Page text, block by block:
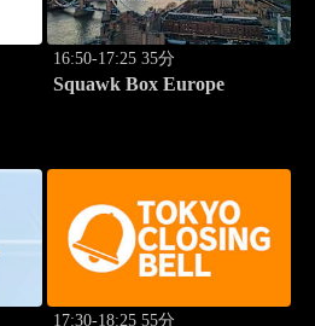
16:50-17:25 35分
Squawk Box Europe
17:30-18:25 55分